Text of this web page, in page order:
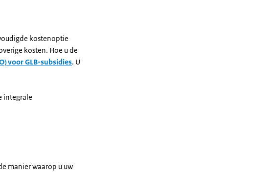
kostenoptie
kosten. Hoe u de
voor GLB-subsidies. U
integrale
manier waarop u uw